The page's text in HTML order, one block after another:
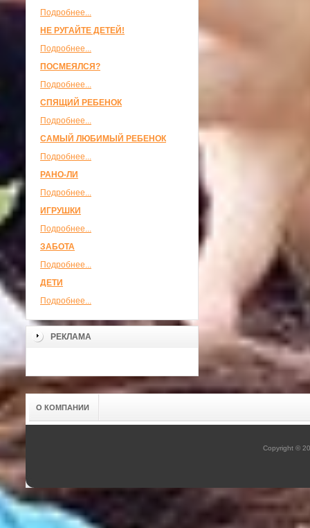
Подробнее...
НЕ РУГАЙТЕ ДЕТЕЙ!
Подробнее...
ПОСМЕЯЛСЯ?
Подробнее...
СПЯЩИЙ РЕБЕНОК
Подробнее...
САМЫЙ ЛЮБИМЫЙ РЕБЕНОК
Подробнее...
РАНО-ЛИ
Подробнее...
ИГРУШКИ
Подробнее...
ЗАБОТА
Подробнее...
ДЕТИ
Подробнее...
РЕКЛАМА
О КОМПАНИИ
Copyright ©